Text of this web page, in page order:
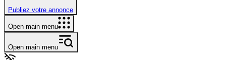
Publiez votre annonce
Open main menu
Open main menu